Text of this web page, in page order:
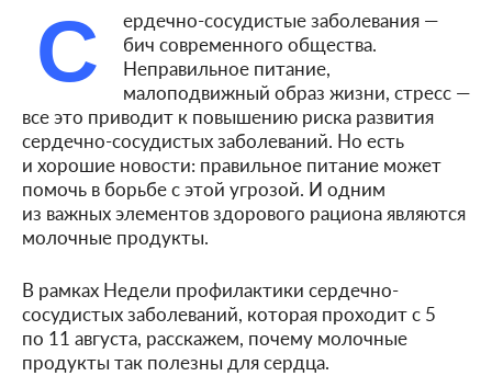
С
ердечно-сосудистые заболевания —
бич современного общества.
Неправильное питание,
малоподвижный образ жизни, стресс —
все это приводит к повышению риска развития
сердечно-сосудистых заболеваний. Но есть
и хорошие новости: правильное питание может
помочь в борьбе с этой угрозой. И одним
из важных элементов здорового рациона являются
молочные продукты.
В рамках Недели профилактики сердечно-
сосудистых заболеваний, которая проходит с 5
по 11 августа, расскажем, почему молочные
продукты так полезны для сердца.